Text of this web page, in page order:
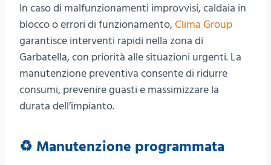
In caso di malfunzionamenti improvvisi, caldaia in
blocco o errori di funzionamento,Clima Group
garantisce interventi rapidi nella zona di
Garbatella, con priorità alle situazioni urgenti. La
manutenzione preventiva consente di ridurre
consumi, prevenire guasti e massimizzare la
durata dell’impianto.
♻️ Manutenzione programmata